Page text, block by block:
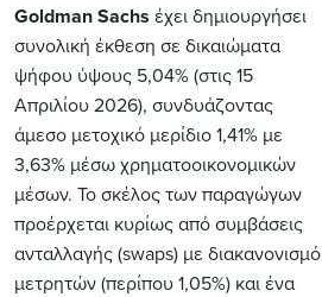
Goldman Sachs έχει δημιουργήσει
συνολική έκθεση σε δικαιώματα
ψήφου ύψους 5,04% (στις 15
Απριλίου 2026), συνδυάζοντας
άμεσο μετοχικό μερίδιο 1,41% με
3,63% μέσω χρηματοοικονομικών
μέσων. Το σκέλος των παραγώγων
προέρχεται κυρίως από συμβάσεις
ανταλλαγής (swaps) με διακανονισμό
μετρητών (περίπου 1,05%) και ένα